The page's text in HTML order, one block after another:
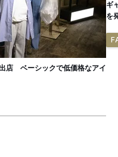
店 ベーシックで低価格なアイ
ギ
を